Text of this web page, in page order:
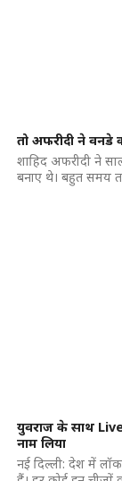
तो अफरीदी ने
शाहिद अफरीदी ने
बनाए थे। बहुत समय
युवराज के साथ Live
नाम लिया
नई दिल्ली: देश में